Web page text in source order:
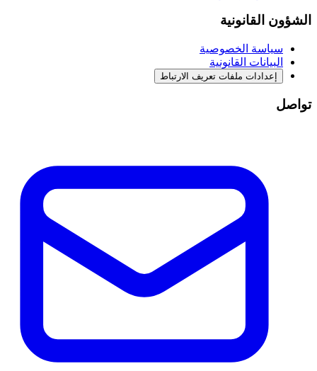
الشؤون القانونية
سياسة الخصوصية
البيانات القانونية
إعدادات ملفات تعريف الارتباط
تواصل